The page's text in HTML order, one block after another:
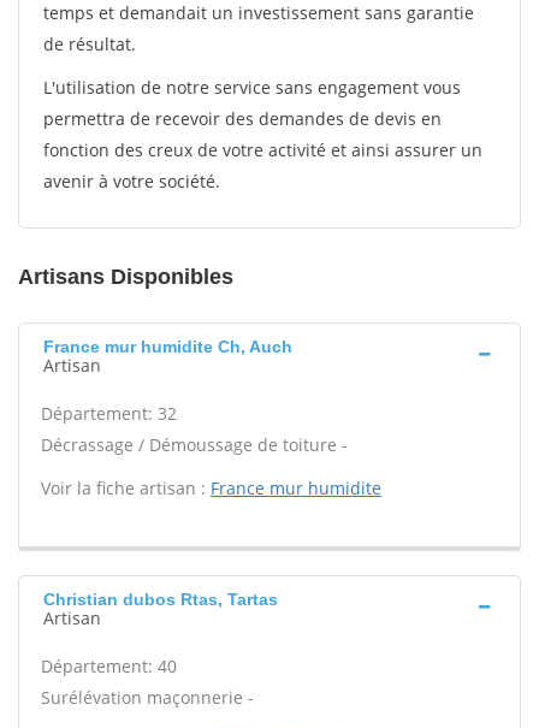
temps et demandait un investissement sans garantie
de résultat.
L'utilisation de notre service sans engagement vous
permettra de recevoir des demandes de devis en
fonction des creux de votre activité et ainsi assurer un
avenir à votre société.
Artisans Disponibles
France mur humidite Ch, Auch
Artisan
Département: 32
Décrassage / Démoussage de toiture -
Voir la fiche artisan : France mur humidite
Christian dubos Rtas, Tartas
Artisan
Département: 40
Surélévation maçonnerie -